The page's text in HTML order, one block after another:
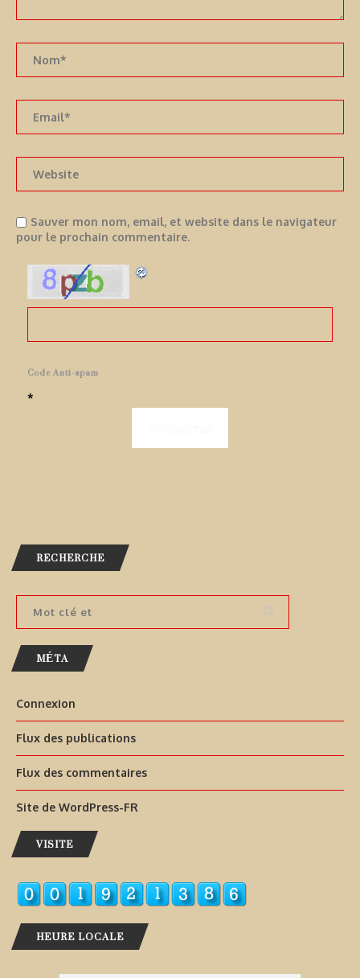
Sauver mon nom, email, et website dans le navigateur
pour le prochain commentaire.
Code Anti-spam
*
RECHERCHE
MÉTA
Connexion
Flux des publications
Flux des commentaires
Site de WordPress-FR
VISITE
HEURE LOCALE